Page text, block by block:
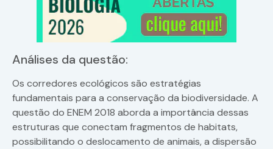
Análises da questão:
Os corredores ecológicos são estratégias
fundamentais para a conservação da biodiversidade. A
questão do ENEM 2018 aborda a importância dessas
estruturas que conectam fragmentos de habitats,
possibilitando o deslocamento de animais, a dispersão